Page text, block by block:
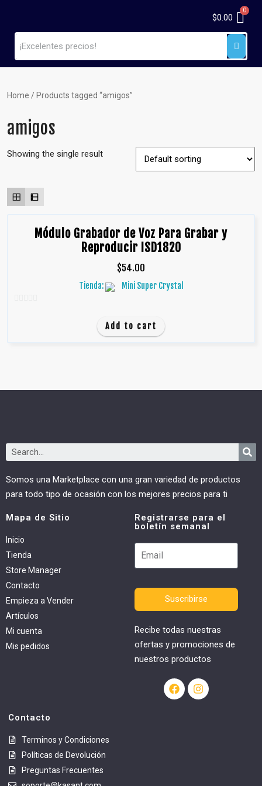
$0.00
Home / Products tagged “amigos”
amigos
Showing the single result
Módulo Grabador de Voz Para Grabar y
Reproducir ISD1820
$54.00
Tienda: Mini Super Crystal
Add to cart
Somos una Marketplace con una gran variedad de productos
para todo tipo de ocasión con los mejores precios para ti
Mapa de Sitio
Inicio
Tienda
Store Manager
Contacto
Empieza a Vender
Artículos
Mi cuenta
Mis pedidos
Registrarse para el
boletín semanal
Suscribirse
Recibe todas nuestras
ofertas y promociones de
nuestros productos
Contacto
Terminos y Condiciones
Políticas de Devolución
Preguntas Frecuentes